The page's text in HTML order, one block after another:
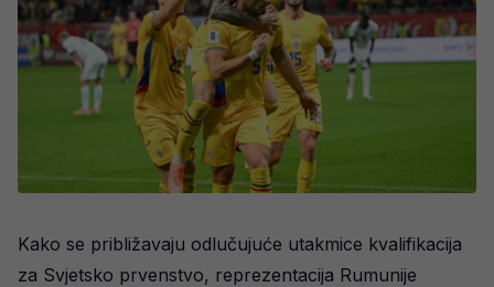
Kako se približavaju odlučujuće utakmice kvalifikacija
za Svjetsko prvenstvo, reprezentacija Rumunije